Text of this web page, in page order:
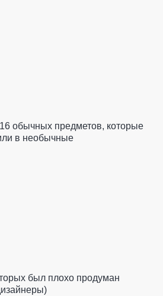
обычных предметов, которые
в необычные
был плохо продуман